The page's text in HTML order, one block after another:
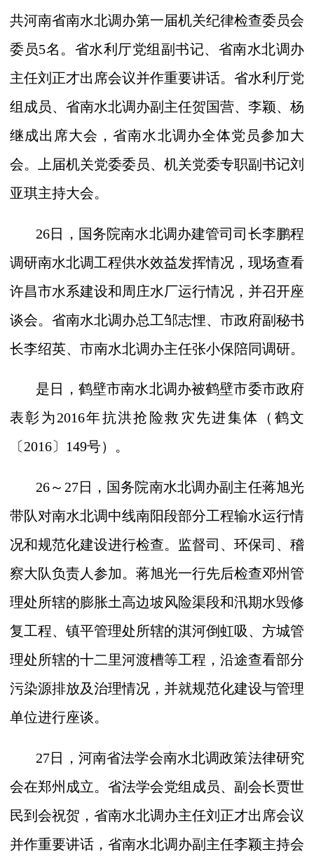
共河南省南水北调办第一届机关纪律检查委员会
委员5名。省水利厅党组副书记、省南水北调办
主任刘正才出席会议并作重要讲话。省水利厅党
组成员、省南水北调办副主任贺国营、李颖、杨
继成出席大会，省南水北调办全体党员参加大
会。上届机关党委委员、机关党委专职副书记刘
亚琪主持大会。
26日，国务院南水北调办建管司司长李鹏程
调研南水北调工程供水效益发挥情况，现场查看
许昌市水系建设和周庄水厂运行情况，并召开座
谈会。省南水北调办总工邹志悝、市政府副秘书
长李绍英、市南水北调办主任张小保陪同调研。
是日，鹤壁市南水北调办被鹤壁市委市政府
表彰为2016年抗洪抢险救灾先进集体（鹤文
〔 2016 〕 149号）。
26～ 27日，国务院南水北调办副主任蒋旭光
带队对南水北调中线南阳段部分工程输水运行情
况和规范化建设进行检查。监督司、环保司、稽
察大队负责人参加。蒋旭光一行先后检查邓州管
理处所辖的膨胀土高边坡风险渠段和汛期水毁修
复工程、镇平管理处所辖的淇河倒虹吸、方城管
理处所辖的十二里河渡槽等工程，沿途查看部分
污染源排放及治理情况，并就规范化建设与管理
单位进行座谈。
27日，河南省法学会南水北调政策法律研究
会在郑州成立。省法学会党组成员、副会长贾世
民到会祝贺，省南水北调办主任刘正才出席会议
并作重要讲话，省南水北调办副主任李颖主持会